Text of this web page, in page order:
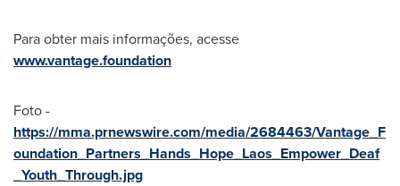
Para obter mais informações, acesse
www.vantage.foundation
Foto -
https://mma.prnewswire.com/media/2684463/Vantage_F
oundation_Partners_Hands_Hope_Laos_Empower_Deaf
_Youth_Through.jpg